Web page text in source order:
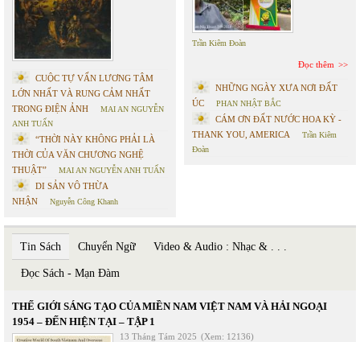
CUỘC TỰ VẤN LƯƠNG TÂM
LỚN NHẤT VÀ RUNG CẢM NHẤT
TRONG ĐIỆN ẢNH
MAI AN NGUYỄN
ANH TUẤN
“THỜI NÀY KHÔNG PHẢI LÀ
THỜI CỦA VĂN CHƯƠNG NGHỆ
THUẬT”
MAI AN NGUYỄN ANH TUẤN
DI SẢN VÔ THỪA
NHẬN
Nguyễn Công Khanh
Trần Kiêm Đoàn
Đọc thêm
NHỮNG NGÀY XƯA NƠI ĐẤT
ÚC
PHAN NHẬT BẮC
CÁM ƠN ĐẤT NƯỚC HOA KỲ -
THANK YOU, AMERICA
Trần Kiêm
Đoàn
Tin Sách Chuyển Ngữ Video & Audio : Nhạc & . . .
Đọc Sách - Mạn Đàm
THẾ GIỚI SÁNG TẠO CỦA MIỀN NAM VIỆT NAM VÀ HẢI NGOẠI
1954 – ĐẾN HIỆN TẠI – TẬP 1
13 Tháng Tám 2025 (Xem: 12136)